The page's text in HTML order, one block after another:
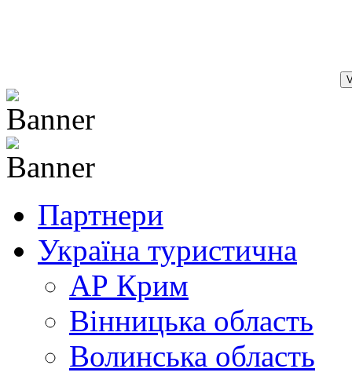
Партнери
Україна туристична
АР Крим
Вінницька область
Волинська область